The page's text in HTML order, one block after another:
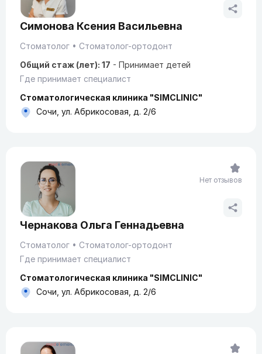
Симонова Ксения Васильевна
Стоматолог
Стоматолог-ортодонт
Общий стаж (лет): 17 - Принимает детей
Где принимает специалист
Стоматологическая клиника "SIMCLINIC"
Сочи, ул. Абрикосовая, д. 2/6
Чернакова Ольга Геннадьевна
Стоматолог
Стоматолог-ортодонт
Где принимает специалист
Стоматологическая клиника "SIMCLINIC"
Сочи, ул. Абрикосовая, д. 2/6
Нет отзывов